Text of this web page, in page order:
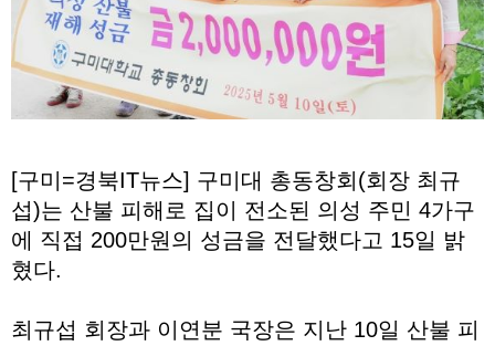
[구미=경북IT뉴스] 구미대 총동창회(회장 최규
섭)는 산불 피해로 집이 전소된 의성 주민 4가구
에 직접 200만원의 성금을 전달했다고 15일 밝
혔다.
최규섭 회장과 이연분 국장은 지난 10일 산불 피